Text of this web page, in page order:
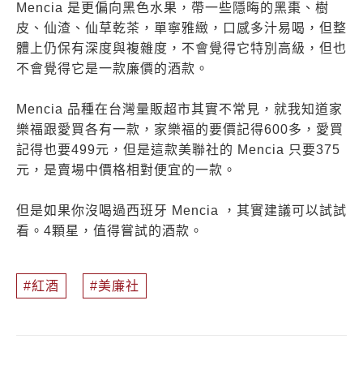
Mencia 是更偏向黑色水果，帶一些隱晦的黑棗、樹
皮、仙渣、仙草乾茶，單寧雅緻，口感多汁易喝，但整
體上仍保有深度與複雜度，不會覺得它特別高級，但也
不會覺得它是一款廉價的酒款。
Mencia 品種在台灣量販超市其實不常見，就我知道家
樂福跟愛買各有一款，家樂福的要價記得600多，愛買
記得也要499元，但是這款美聯社的 Mencia 只要375
元，是賣場中價格相對便宜的一款。
但是如果你沒喝過西班牙 Mencia ，其實建議可以試試
看。4顆星，值得嘗試的酒款。
紅酒 美廉社